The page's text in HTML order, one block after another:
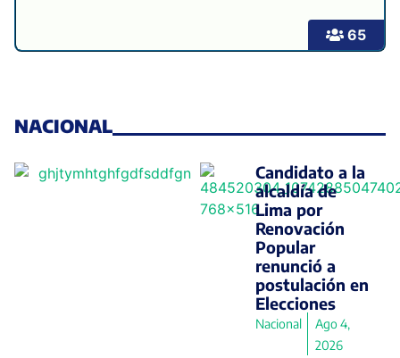
65
NACIONAL
Candidato a la
alcaldía de
Lima por
Renovación
Popular
renunció a
postulación en
Elecciones
Nacional
Ago 4,
2026